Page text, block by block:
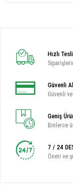
Hızlı
Güvenli
Güvenli
Geniş
Binlerce
7 / 24
Öneri ve